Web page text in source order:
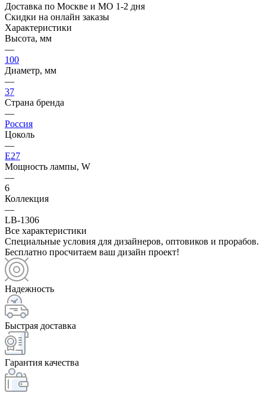
Доставка по Москве и МО 1-2 дня
Скидки на онлайн заказы
Характеристики
Высота, мм
—
100
Диаметр, мм
—
37
Страна бренда
—
Россия
Цоколь
—
E27
Мощность лампы, W
—
6
Коллекция
—
LB-1306
Все характеристики
Специальные условия для дизайнеров, оптовиков и прорабов.
Бесплатно просчитаем ваш дизайн проект!
Надежность
Быстрая доставка
Гарантия качества